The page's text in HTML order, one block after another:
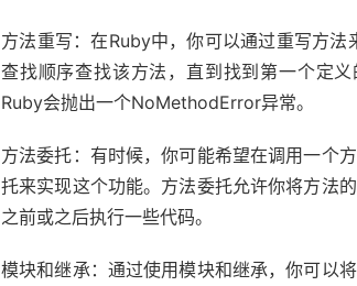
方法重写：在Ruby中，你可以通过重写方
查找顺序查找该方法，直到找到第一个定
Ruby会抛出一个NoMethodError异常。
方法委托：有时候，你可能希望在调用一个
托来实现这个功能。方法委托允许你将方法
之前或之后执行一些代码。
模块和继承：通过使用模块和继承，你可以